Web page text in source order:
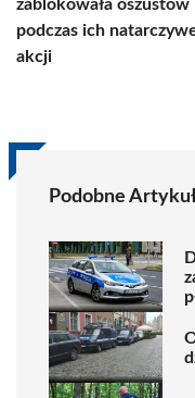
zablokowała oszustów
podczas ich
akcji
Podobne